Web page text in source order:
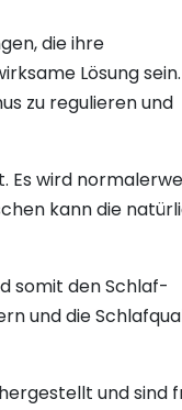
die ihre
Lösung sein.
zu regulieren und
Es wird
kann die
somit den Schlaf-
und die
und sind